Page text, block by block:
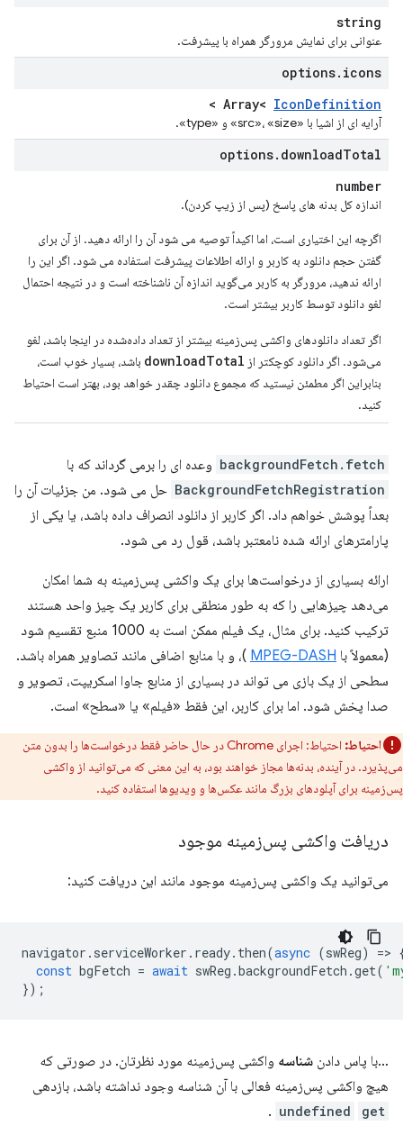
string
عنوانی برای نمایش مرورگر همراه با پیشرفت.
options. icons
Array< IconDefinition
>
آرایه ای از اشیا با «src»، «size» و «type».
options. downloadTotal
number
اندازه کل بدنه های پاسخ (پس از زیپ کردن).
اگرچه این اختیاری است، اما اکیداً توصیه می شود آن را ارائه دهید. از آن برای
گفتن حجم دانلود به کاربر و ارائه اطلاعات پیشرفت استفاده می شود. اگر این را
ارائه ندهید، مرورگر به کاربر می‌گوید اندازه آن ناشناخته است و در نتیجه احتمال
لغو دانلود توسط کاربر بیشتر است.
اگر تعداد دانلودهای واکشی پس‌زمینه بیشتر از تعداد داده‌شده در اینجا باشد، لغو
می‌شود. اگر دانلود کوچکتر از downloadTotal باشد، بسیار خوب است،
بنابراین اگر مطمئن نیستید که مجموع دانلود چقدر خواهد بود، بهتر است احتیاط
کنید.
backgroundFetch.fetch وعده ای را برمی گرداند که با
BackgroundFetchRegistration حل می شود. من جزئیات آن را
بعداً پوشش خواهم داد. اگر کاربر از دانلود انصراف داده باشد، یا یکی از
پارامترهای ارائه شده نامعتبر باشد، قول رد می شود.
ارائه بسیاری از درخواست‌ها برای یک واکشی پس‌زمینه به شما امکان
می‌دهد چیزهایی را که به طور منطقی برای کاربر یک چیز واحد هستند
ترکیب کنید. برای مثال، یک فیلم ممکن است به 1000 منبع تقسیم شود
(معمولاً با MPEG-DASH )، و با منابع اضافی مانند تصاویر همراه باشد.
سطحی از یک بازی می تواند در بسیاری از منابع جاوا اسکریپت، تصویر و
صدا پخش شود. اما برای کاربر، این فقط «فیلم» یا «سطح» است.
احتیاط:
احتیاط: اجرای Chrome در حال حاضر فقط درخواست‌ها را بدون متن
می‌پذیرد. در آینده، بدنه‌ها مجاز خواهند بود، به این معنی که می‌توانید از واکشی
پس‌زمینه برای آپلودهای بزرگ مانند عکس‌ها و ویدیوها استفاده کنید.
دریافت واکشی پس‌زمینه موجود
می‌توانید یک واکشی پس‌زمینه موجود مانند این دریافت کنید:
navigator . serviceWorker . ready. then(async (swReg) =>
const bgFetch = await swReg .backgroundFetch .get(
});
…با پاس دادن شناسه واکشی پس‌زمینه مورد نظرتان. در صورتی که
هیچ واکشی پس‌زمینه فعالی با آن شناسه وجود نداشته باشد، بازدهی
undefined get
.